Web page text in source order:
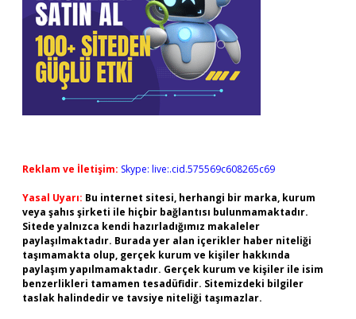
Reklam ve İletişim: Skype: live:.cid.575569c608265c69
Yasal Uyarı: Bu internet sitesi, herhangi bir marka, kurum
veya şahıs şirketi ile hiçbir bağlantısı bulunmamaktadır.
Sitede yalnızca kendi hazırladığımız makaleler
paylaşılmaktadır. Burada yer alan içerikler haber niteliği
taşımamakta olup, gerçek kurum ve kişiler hakkında
paylaşım yapılmamaktadır. Gerçek kurum ve kişiler ile isim
benzerlikleri tamamen tesadüfidir. Sitemizdeki bilgiler
taslak halindedir ve tavsiye niteliği taşımazlar.